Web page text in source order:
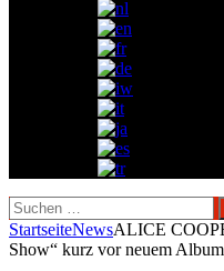
Suchen
nach:
StartseiteNewsALICE
Show“ kurz vor neuem